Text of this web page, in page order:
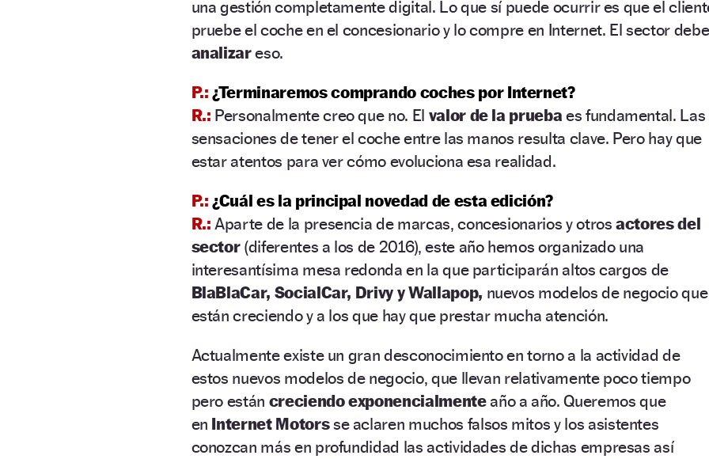
una gestión completamente digital. Lo que sí puede ocurrir es que el
pruebe el coche en el concesionario y lo compre en Internet. El sector debe
analizareso.
P.:¿Terminaremos comprando coches por Internet?
R.: Personalmente creo que no. El valor de la prueba es fundamental. Las
sensaciones de tener el coche entre las manos resulta clave. Pero hay que
estar atentos para ver cómo evoluciona esa realidad.
P.:¿Cuál es la principal novedad de esta edición?
R.: Aparte de la presencia de marcas, concesionarios y otrosactores del
sector(diferentes a los de 2016), este año hemos organizado una
interesantísima mesa redonda en la que participarán altos cargos de
BlaBlaCar, SocialCar, Drivy y Wallapop, nuevos modelos de negocio que
están creciendo y a los que hay que prestar mucha atención.
Actualmente existe un gran desconocimiento en torno a la actividad de
estos nuevos modelos de negocio, que llevan relativamente poco tiempo
pero están creciendo exponencialmenteaño a año. Queremos que
en Internet Motorsse aclaren muchos falsos mitos y los asistentes
conozcan más en profundidad las actividades de dichas empresas así